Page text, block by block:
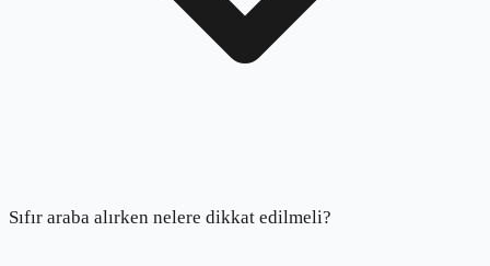
Sıfır araba alırken nelere dikkat edilmeli?